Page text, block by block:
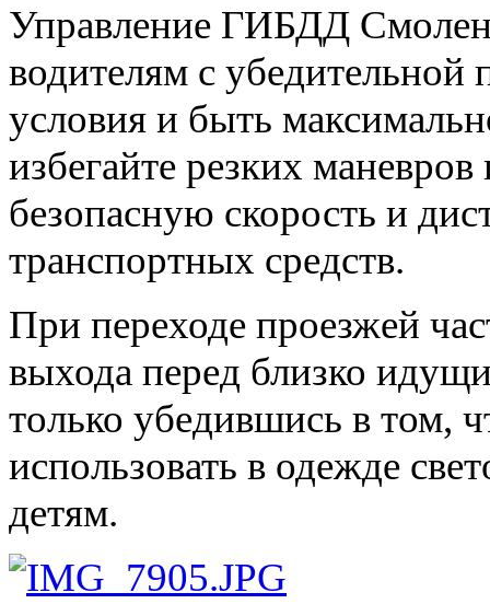
Управление ГИБДД
водителям с
условия и быть
избегайте резких
безопасную скорость и
транспортных средств.
При переходе проезжей
выхода перед близко
только убедившись в том,
использовать в одежде
детям.